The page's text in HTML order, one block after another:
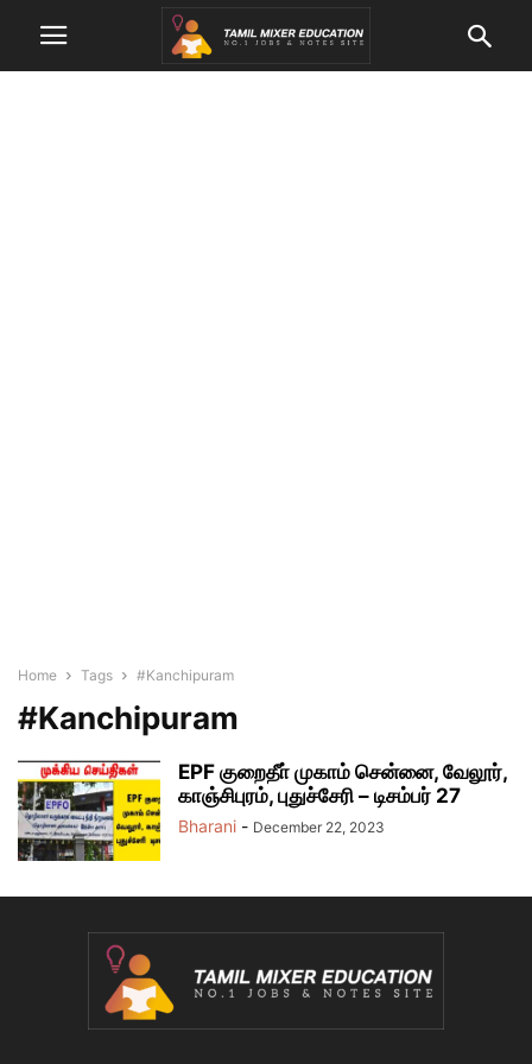
Home Tags #Kanchipuram
#Kanchipuram
EPF குறைதீா் முகாம் சென்னை, வேலூர்,
காஞ்சிபுரம், புதுச்சேரி – டிசம்பர் 27
Bharani - December 22, 2023